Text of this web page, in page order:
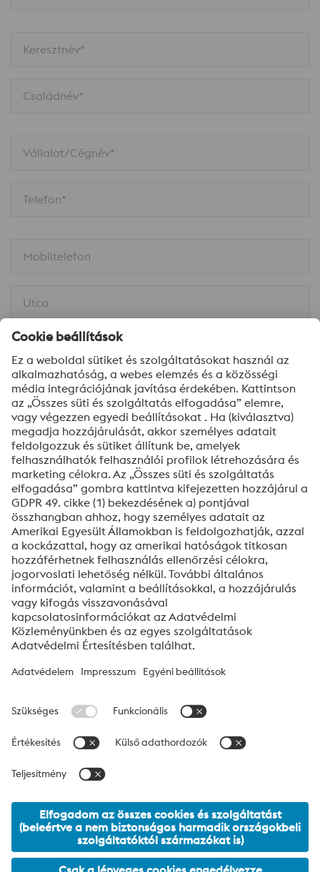
Keresztnév*
Családnév*
Vállalat/Cégnév*
Telefon*
Mobiltelefon
Utca
Irányítószám
Város/Helység*
Üzenet*
Feliratkozom a hírlevélre.
Küld
Robotellenes ellenőrzés
Kattintson az ellenőrzés megkezdéséhez
Friendly
A voestalpine High Performance Metals Hungary Kft.
Performance Metals ágazatának. Fő tevékenységünk a
hegesztőanyagok értékesítése. Válassza az Ön igényeinek
megfelelő értéknövelt szolgáltatásainkat megmunkálás,
voestalpine Group Navigation
© 2026 voestalpine High Performance Metals Hungary Kft.